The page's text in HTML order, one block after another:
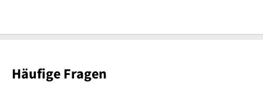
Häufige Fragen